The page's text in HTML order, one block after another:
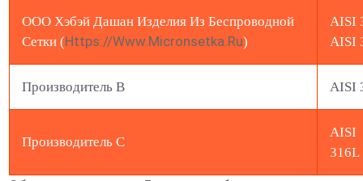
ООО Хэбэй Дашан Изделия Из Беспроводной
Сетки (Https://www.micronsetka.ru)
AISI
AISI
Производитель B AISI
Производитель C
AISI
316L